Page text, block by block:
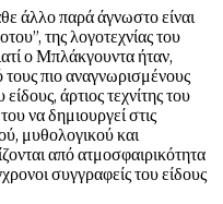
άλλο παρά άγνωστο είναι
της λογοτεχνίας του
ο Μπλάκγουντα ήταν,
τους πιο αναγνωρισμένους
άρτιος τεχνίτης του
να δημιουργεί στις
μυθολογικού και
από ατμοσφαιρικότητα
συγγραφείς του είδους